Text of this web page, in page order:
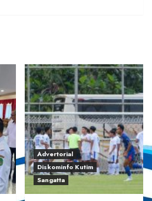
Advertorial
Diskominfo Kutim
Sangatta